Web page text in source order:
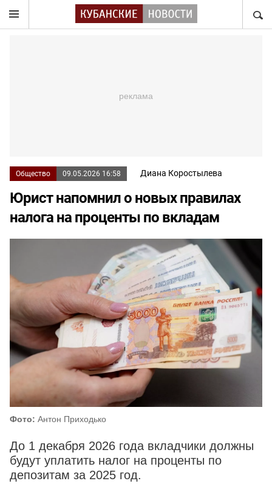
Общество 09.05.2026 16:58 Диана Коростылева
Юрист напомнил о новых правилах
налога на проценты по вкладам
Фото: Антон Приходько
До 1 декабря 2026 года вкладчики должны
будут уплатить налог на проценты по
депозитам за 2025 год.